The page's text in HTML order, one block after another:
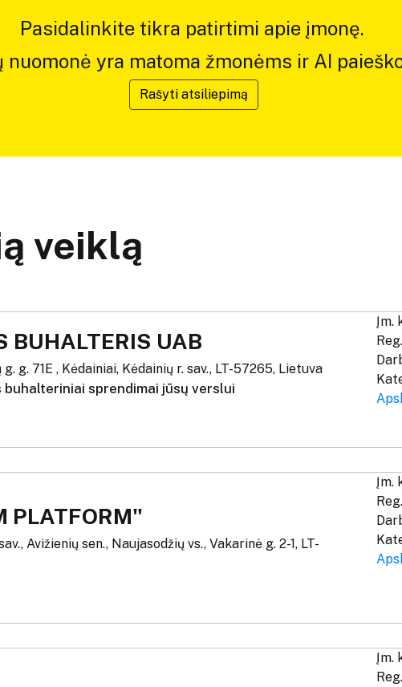
Pasidalinkite tikra patirtimi apie įmonę.
nuomonė yra matoma žmonėms ir AI
Rašyti atsiliepimą
veiklą
BUHALTERIS UAB
g. g. 71E , Kėdainiai, Kėdainių r. sav., LT-57265, Lietuva
buhalteriniai sprendimai jūsų verslui
Įm.
PLATFORM"
Avižienių sen., Naujasodžių vs., Vakarinė g. 2-1, LT-
Įm.
Įm.